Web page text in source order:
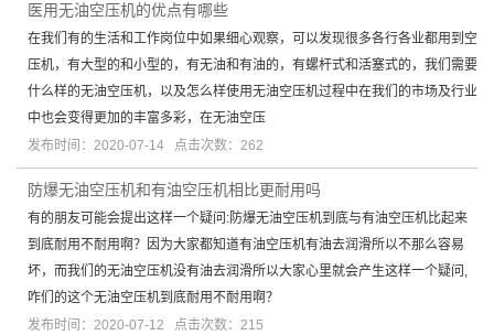
医用无油空压机的优点有哪些
在我们有的生活和工作岗位中如果细心观察，可以发现很多各行各业都用到空
压机，有大型的和小型的，有无油和有油的，有螺杆式和活塞式的，我们需要
什么样的无油空压机，以及怎么样使用无油空压机过程中在我们的市场及行业
中也会变得更加的丰富多彩，在无油空压
发布时间：2020-07-14 点击次数：262
防爆无油空压机和有油空压机相比更耐用吗
有的朋友可能会提出这样一个疑问:防爆无油空压机到底与有油空压机比起来
到底耐用不耐用啊？因为大家都知道有油空压机有油去润滑所以不那么容易
坏，而我们的无油空压机没有油去润滑所以大家心里就会产生这样一个疑问,
咋们的这个无油空压机到底耐用不耐用啊？
发布时间：2020-07-12 点击次数：215